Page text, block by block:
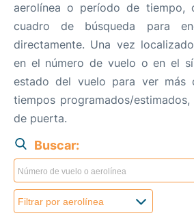
aerolínea o período de tiempo,
cuadro de búsqueda para
directamente. Una vez
en el número de vuelo o en el
estado del vuelo para ver más
tiempos programados/
de puerta.
Buscar: